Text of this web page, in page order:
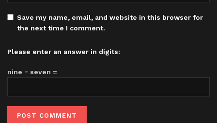
Save my name, email, and website in this browser for
the next time I comment.
Please enter an answer in digits:
nine − seven =